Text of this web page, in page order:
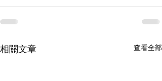
相關文章 查看全部